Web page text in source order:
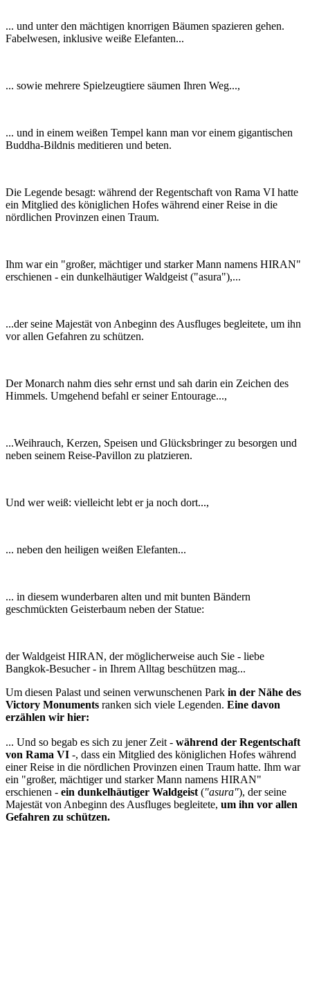
... und unter den mächtigen knorrigen Bäumen spazieren gehen.
Fabelwesen, inklusive weiße Elefanten...
... sowie mehrere Spielzeugtiere säumen Ihren Weg...,
... und in einem weißen Tempel kann man vor einem gigantischen
Buddha-Bildnis meditieren und beten.
Die Legende besagt: während der Regentschaft von Rama VI hatte
ein Mitglied des königlichen Hofes während einer Reise in die
nördlichen Provinzen einen Traum.
Ihm war ein "großer, mächtiger und starker Mann namens HIRAN"
erschienen - ein dunkelhäutiger Waldgeist ("asura"),...
...der seine Majestät von Anbeginn des Ausfluges begleitete, um ihn
vor allen Gefahren zu schützen.
Der Monarch nahm dies sehr ernst und sah darin ein Zeichen des
Himmels. Umgehend befahl er seiner Entourage...,
...Weihrauch, Kerzen, Speisen und Glücksbringer zu besorgen und
neben seinem Reise-Pavillon zu platzieren.
Und wer weiß: vielleicht lebt er ja noch dort...,
... neben den heiligen weißen Elefanten...
... in diesem wunderbaren alten und mit bunten Bändern
geschmückten Geisterbaum neben der Statue:
der Waldgeist HIRAN, der möglicherweise auch Sie - liebe
Bangkok-Besucher - in Ihrem Alltag beschützen mag...
Um diesen Palast und seinen verwunschenen Park in der Nähe des
Victory Monuments ranken sich viele Legenden. Eine davon
erzählen wir hier:
... Und so begab es sich zu jener Zeit - während der Regentschaft
von Rama VI -, dass ein Mitglied des königlichen Hofes während
einer Reise in die nördlichen Provinzen einen Traum hatte. Ihm war
ein "großer, mächtiger und starker Mann namens HIRAN"
erschienen - ein dunkelhäutiger Waldgeist ("asura"), der seine
Majestät von Anbeginn des Ausfluges begleitete, um ihn vor allen
Gefahren zu schützen.